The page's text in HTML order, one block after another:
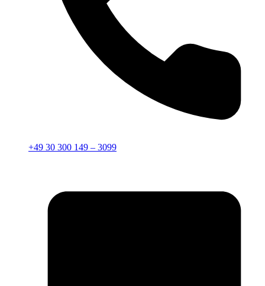
+49 30 300 149 – 3099